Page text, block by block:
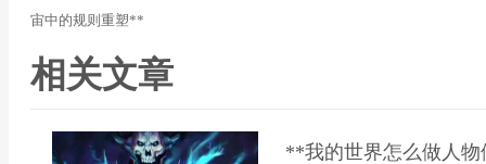
宙中的规则重塑**
相关文章
**我的世界怎么做人